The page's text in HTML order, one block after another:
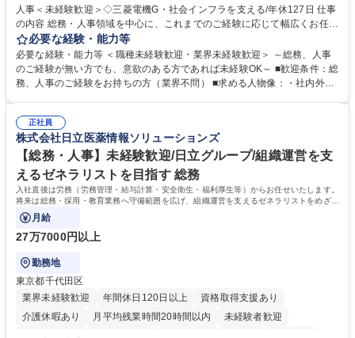
人事＜未経験歓迎＞◇三菱電機G・社会インフラを支える/年休127日 仕事
の内容 総務・人事領域を中心に、これまでのご経験に応じて幅広くお任せ
します。 ＜具体的には＞ ・総務/人事労務（給与・社保・勤怠管理など）
・採用・教育研修 ・福利厚生運用 など ※基本的には事務所勤務ですが、
採用や教育等の業務内容により、関西圏以外への日帰り・宿泊を伴う国内
出張もございます。 ※担当業務を持ちつつ、お互いに助け合いながら、総
必要な経験・能力等
必要な経験・能力等 ＜職種未経験歓迎・業界未経験歓迎＞ ～総務、人事
のご経験が無い方でも、意欲のある方であれば未経験OK～ ■歓迎条件：総
務、人事のご経験をお持ちの方（業界不問） ■求める人物像：・社内外の
正社員
株式会社日立医薬情報ソリューションズ
【総務・人事】未経験歓迎/日立グループ/組織運営を支
えるゼネラリストを目指す 総務
入社直後は労務（労務管理・給与計算・安全衛生・福利厚生等）からお任せいたします。
将来は総務・採用・教育業務へ守備範囲を広げ、組織運営を支えるゼネラリストをめざせ
ます。
月給
27万7000円以上
勤務地
東京都千代田区
業界未経験歓迎
年間休日120日以上
資格取得支援あり
介護休暇あり
月平均残業時間20時間以内
未経験者歓迎
住宅手当あり